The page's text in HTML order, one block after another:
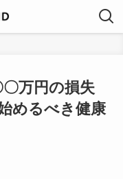
〇万円の損失
めるべき健康